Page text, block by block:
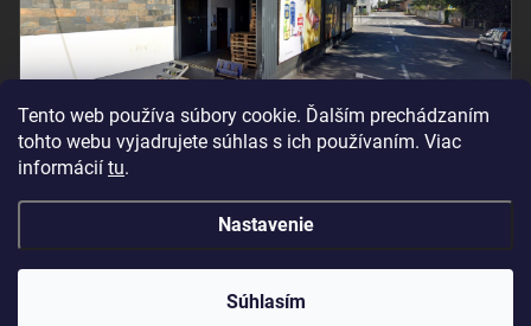
Tento web používa súbory cookie. Ďalším prechádzaním
tohto webu vyjadrujete súhlas s ich používaním. Viac
informácií tu.
Nastavenie
Súhlasím
Oramat . Všetky práva vyhradené.